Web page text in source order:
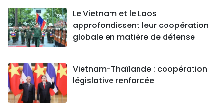
Le Vietnam et le Laos
approfondissent leur coopération
globale en matière de défense
Vietnam-Thaïlande : coopération
législative renforcée